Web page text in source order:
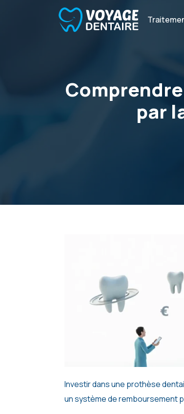
par
Investir dans une prothèse dentaire peut être un coût important. Heureusement, la Sécurité sociale propose
un système de remboursement